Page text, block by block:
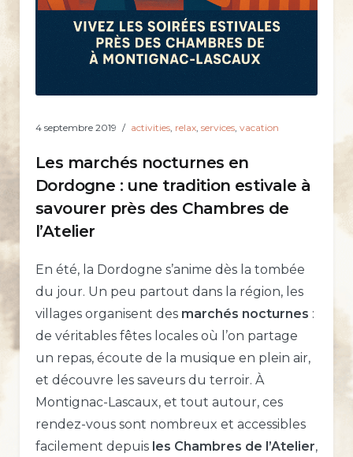
4 septembre 2019 activities relax services vacation
Les marchés nocturnes en
Dordogne : une tradition estivale à
savourer près des Chambres de
l’Atelier
En été, la Dordogne s’anime dès la tombée
du jour. Un peu partout dans la région, les
villages organisent des marchés nocturnes :
de véritables fêtes locales où l’on partage
un repas, écoute de la musique en plein air,
et découvre les saveurs du terroir. À
Montignac-Lascaux, et tout autour, ces
rendez-vous sont nombreux et accessibles
facilement depuis les Chambres de l’Atelier,